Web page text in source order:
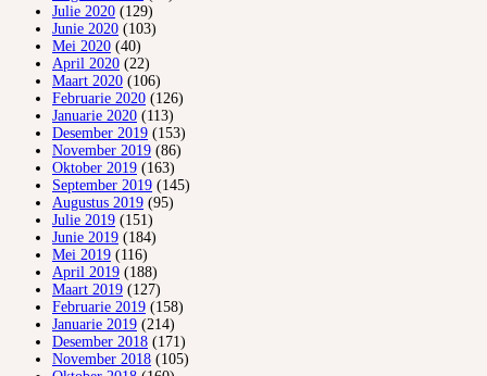
Julie 2020 (129)
Junie 2020 (103)
Mei 2020 (40)
April 2020 (22)
Maart 2020 (106)
Februarie 2020 (126)
Januarie 2020 (113)
Desember 2019 (153)
November 2019 (86)
Oktober 2019 (163)
September 2019 (145)
Augustus 2019 (95)
Julie 2019 (151)
Junie 2019 (184)
Mei 2019 (116)
April 2019 (188)
Maart 2019 (127)
Februarie 2019 (158)
Januarie 2019 (214)
Desember 2018 (171)
November 2018 (105)